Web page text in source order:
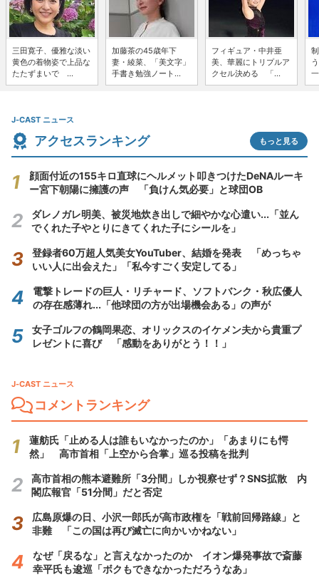
三田寛子、優雅な淡い
黄色の着物姿で上品な
たたずまいで ...
加藤茶の45歳年下
妻・綾菜、「美文字」
手書き勉強ノート...
フィギュア・中井亜
美、華麗にトリプルア
クセル決める 「...
J-CAST ニュース
アクセスランキング もっと見る
顔面付近の155キロ直球にヘルメット叩きつけたDeNAルーキ
ー宮下朝陽に擁護の声 「負けん気必要」と球団OB
ダレノガレ明美、被災地炊き出しで細やかな心遣い...「並ん
でくれた子やとりにきてくれた子にシールを」
登録者60万超人気美女YouTuber、結婚を発表 「めっちゃ
いい人に出会えた」「私今すごく安定してる」
電撃トレードの巨人・リチャード、ソフトバンク・秋広優人
の存在感薄れ...「他球団の方が出場機会ある」の声が
女子ゴルフの鶴岡果恋、オリックスのイケメン夫から貴重プ
レゼントに喜び 「感動をありがとう！！」
J-CAST ニュース
コメントランキング
蓮舫氏「止める人は誰もいなかったのか」「あまりにも愕
然」 高市首相「上空から合掌」巡る投稿を批判
高市首相の熊本避難所「3分間」しか視察せず？SNS拡散 内
閣広報官「51分間」だと否定
広島原爆の日、小沢一郎氏が高市政権を「戦前回帰路線」と
非難 「この国は再び滅亡に向かいかねない」
なぜ「戻るな」と言えなかったのか イオン爆発事故で斎藤
幸平氏も逡巡「ボクもできなかっただろうなあ」